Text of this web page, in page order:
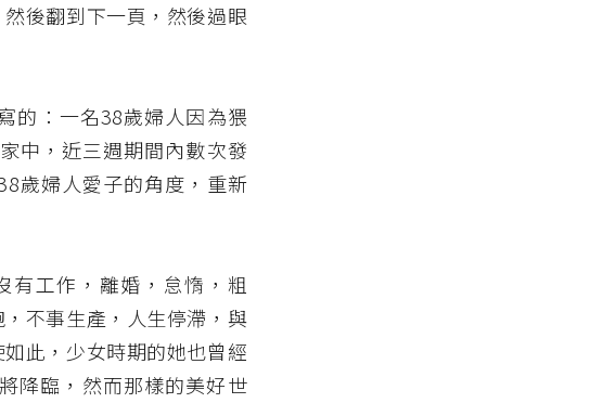
後翻到下一頁，然後過眼
的：一名38歲婦人因為猥
中，近三週期間內數次發
歲婦人愛子的角度，重新
有工作，離婚，怠惰，粗
不事生產，人生停滯，與
此，少女時期的她也曾經
降臨，然而那樣的美好世